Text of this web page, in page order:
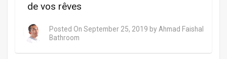
de vos rêves
Posted On September 25, 2019 by Ahmad Faishal
Bathroom